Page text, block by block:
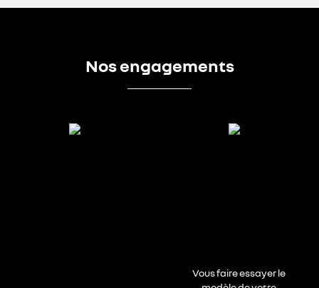
Nos engagements
Vous faire essayer le